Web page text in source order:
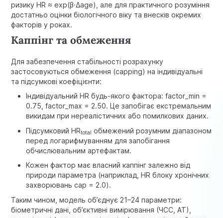
ризикуHR ≈ exp(β·Δage) , але для практичного розуміння
достатньо оцінки біологічного віку та внесків окремих
факторів у роках.
Каппінг та обмеження
Для забезпечення стабільності розрахунку
застосовуються обмеження (capping) на індивідуальні
та підсумкові коефіцієнти:
Індивідуальний HR будь-якого фактора: factor_min =
0.75, factor_max = 2.50. Це запобігає екстремальним
викидам при нереалістичних або помилкових даних.
Підсумковий HRtotal
обмежений розумним діапазоном
перед логарифмуванням для запобігання
обчислювальним артефактам.
Кожен фактор має власний каппінг залежно від
природи параметра (наприклад, HR блоку хронічних
захворювань cap = 2.0).
Таким чином, модель об’єднує 21–24 параметри:
біометричні дані, об’єктивні вимірювання (ЧСС, АТ),